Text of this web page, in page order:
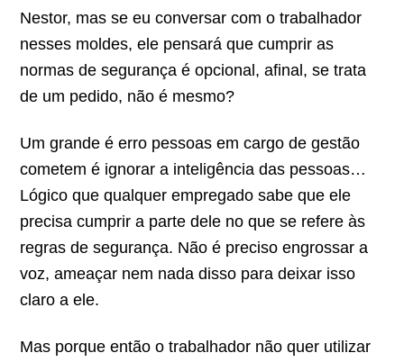
Nestor, mas se eu conversar com o trabalhador
nesses moldes, ele pensará que cumprir as
normas de segurança é opcional, afinal, se trata
de um pedido, não é mesmo?
Um grande é erro pessoas em cargo de gestão
cometem é ignorar a inteligência das pessoas…
Lógico que qualquer empregado sabe que ele
precisa cumprir a parte dele no que se refere às
regras de segurança. Não é preciso engrossar a
voz, ameaçar nem nada disso para deixar isso
claro a ele.
Mas porque então o trabalhador não quer utilizar